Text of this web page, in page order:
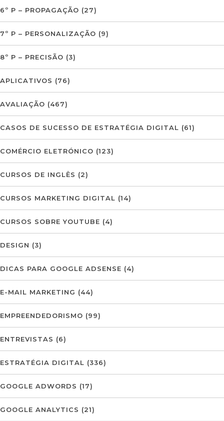
6º P – PROPAGAÇÃO (27)
7º P – PERSONALIZAÇÃO (9)
8º P – PRECISÃO (3)
APLICATIVOS (76)
AVALIAÇÃO (467)
CASOS DE SUCESSO DE ESTRATÉGIA DIGITAL (61)
COMÉRCIO ELETRÓNICO (123)
CURSOS DE INGLÊS (2)
CURSOS MARKETING DIGITAL (14)
CURSOS SOBRE YOUTUBE (4)
DESIGN (3)
DICAS PARA GOOGLE ADSENSE (4)
E-MAIL MARKETING (44)
EMPREENDEDORISMO (99)
ENTREVISTAS (6)
ESTRATÉGIA DIGITAL (336)
GOOGLE ADWORDS (17)
GOOGLE ANALYTICS (21)